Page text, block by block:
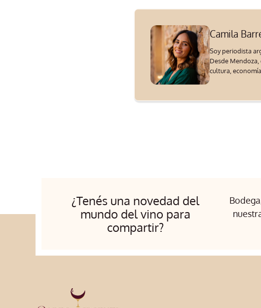
Camila
Soy periodista
Desde
cultura,
¿Tenés una novedad del
mundo del vino para
compartir?